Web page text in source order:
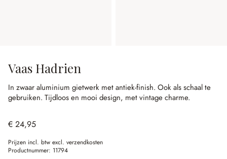
Vaas Hadrien
In zwaar aluminium gietwerk met antiek-finish. Ook als schaal te
gebruiken. Tijdloos en mooi design, met vintage charme.
€ 24,95
Prijzen incl. btw excl. verzendkosten
Productnummer: 11794